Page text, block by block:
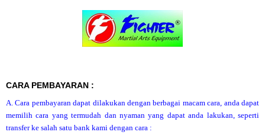
CARA PEMBAYARAN :
A. Cara pembayaran dapat dilakukan dengan berbagai macam cara, anda dapat
memilih cara yang termudah dan nyaman yang dapat anda lakukan, seperti
transfer ke salah satu bank kami dengan cara :